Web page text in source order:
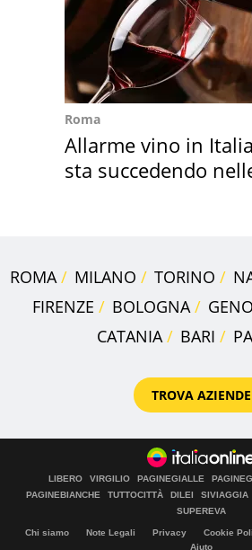
Roma
Allarme vino in
sta succedendo
ROMA MILANO TORINO
FIRENZE
BOLOGNA
CATANIA
BARI
TROVA AZIENDE
LIBERO VIRGILIO PAGINEGIALLE
PAGINEBIANCHE
TUTTOCITTÀ DILEI SIVIAGGIA
SUPEREVA
Chi siamo Note Legali Privacy Cookie
Aiuto